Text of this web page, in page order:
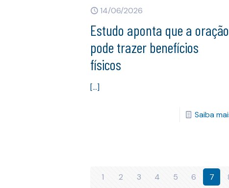
14/06/2026
Estudo aponta que a oração
pode trazer benefícios
físicos
[…]
Saiba
1 2 3 4 5 6 7